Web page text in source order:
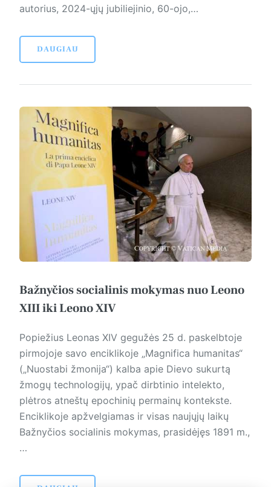
autorius, 2024-ųjų jubiliejinio, 60-ojo,…
DAUGIAU
Bažnyčios socialinis mokymas nuo Leono
XIII iki Leono XIV
Popiežius Leonas XIV gegužės 25 d. paskelbtoje
pirmojoje savo enciklikoje „Magnifica humanitas“
(„Nuostabi žmonija“) kalba apie Dievo sukurtą
žmogų technologijų, ypač dirbtinio intelekto,
plėtros atneštų epochinių permainų kontekste.
Enciklikoje apžvelgiamas ir visas naujųjų laikų
Bažnyčios socialinis mokymas, prasidėjęs 1891 m.,
…